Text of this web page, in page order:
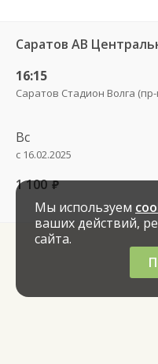
16:15
Вс
с 16.02.2025
1 100 руб.
Мы используем
ваших действий,
сайта.